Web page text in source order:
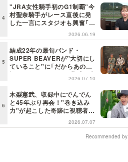
"JRA女性騎手初のG1制覇"今
村聖奈騎手がレース直後に発
した一言にスタジオも興奮「こ
れはしびれる！」＜日曜日の初
耳学＞
2026.06.19
結成22年の最旬バンド・
SUPER BEAVERが"大切にし
ていること"に「だからあの歌
詞が届けられるんだ」共感の声
＜日曜日の初耳学＞ 2026.07.10
木梨憲武、収録中にでんでん
と45年ぶり再会！"巻き込み
力"が起こした奇跡に視聴者も
興奮「これがテレビの面白さだ
よね！」＜日曜日の初耳学＞
2026.07.07
Recommended by